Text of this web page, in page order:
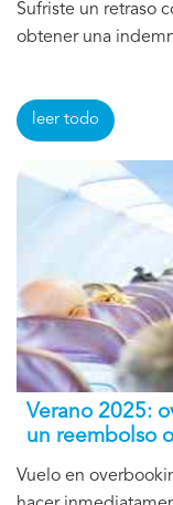
Sufriste un retraso
obtener una
leer todo
Verano 2025:
un reembolso
Vuelo en